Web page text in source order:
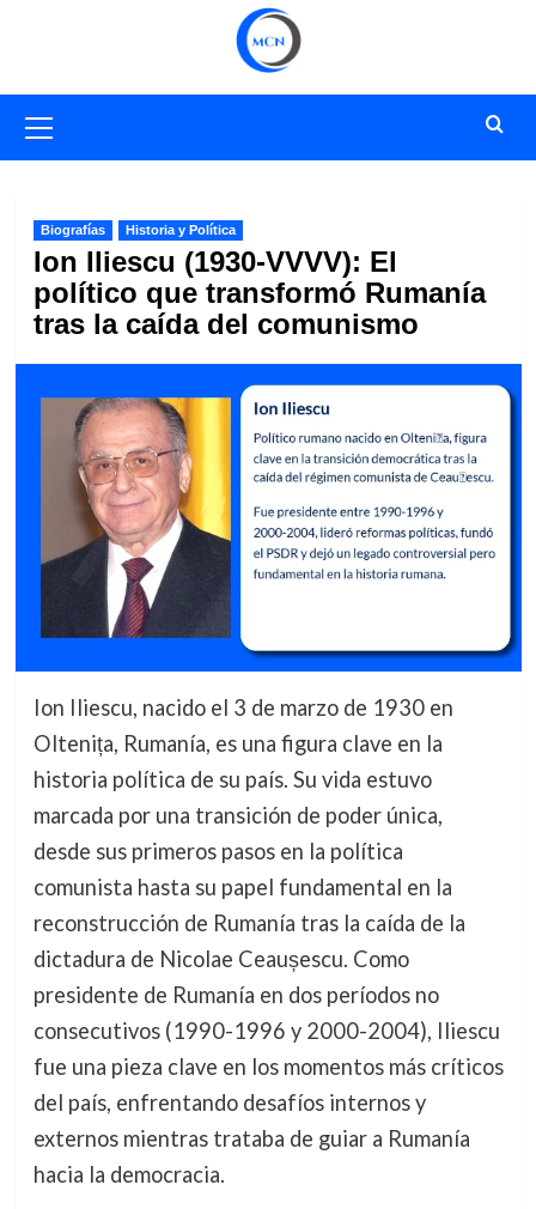
primario
Biografías Historia y Política
Ion Iliescu (1930-VVVV): El
político que transformó Rumanía
tras la caída del comunismo
Ion Iliescu, nacido el 3 de marzo de 1930 en
Oltenița, Rumanía, es una figura clave en la
historia política de su país. Su vida estuvo
marcada por una transición de poder única,
desde sus primeros pasos en la política
comunista hasta su papel fundamental en la
reconstrucción de Rumanía tras la caída de la
dictadura de Nicolae Ceaușescu. Como
presidente de Rumanía en dos períodos no
consecutivos (1990-1996 y 2000-2004), Iliescu
fue una pieza clave en los momentos más críticos
del país, enfrentando desafíos internos y
externos mientras trataba de guiar a Rumanía
hacia la democracia.